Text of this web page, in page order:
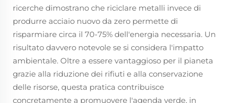
ricerche dimostrano che riciclare metalli invece di
produrre acciaio nuovo da zero permette di
risparmiare circa il 70-75% dell'energia necessaria. Un
risultato davvero notevole se si considera l'impatto
ambientale. Oltre a essere vantaggioso per il pianeta
grazie alla riduzione dei rifiuti e alla conservazione
delle risorse, questa pratica contribuisce
concretamente a promuovere l'agenda verde, in